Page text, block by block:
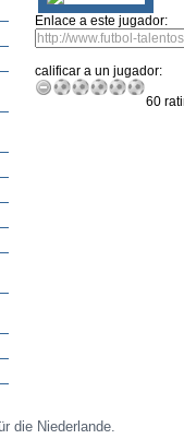
Enlace a este jugador:
calificar a un jugador:
60
die Niederlande.